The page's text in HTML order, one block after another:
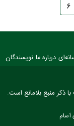
۶
درباره ما نویسندگان
ذکر منبع بلامانع است.
آسام